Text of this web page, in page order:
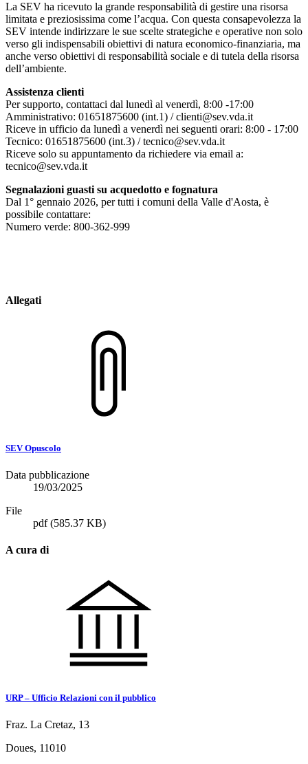
La SEV ha ricevuto la grande responsabilità di gestire una risorsa
limitata e preziosissima come l’acqua. Con questa consapevolezza la
SEV intende indirizzare le sue scelte strategiche e operative non solo
verso gli indispensabili obiettivi di natura economico-finanziaria, ma
anche verso obiettivi di responsabilità sociale e di tutela della risorsa
dell’ambiente.
Assistenza clienti
Per supporto, contattaci dal lunedì al venerdì, 8:00 -17:00
Amministrativo: 01651875600 (int.1) / clienti@sev.vda.it
Riceve in ufficio da lunedì a venerdì nei seguenti orari: 8:00 - 17:00
Tecnico: 01651875600 (int.3) / tecnico@sev.vda.it
Riceve solo su appuntamento da richiedere via email a:
tecnico@sev.vda.it
Segnalazioni guasti su acquedotto e fognatura
Dal 1° gennaio 2026, per tutti i comuni della Valle d'Aosta, è
possibile contattare:
Numero verde: 800-362-999
Allegati
SEV Opuscolo
Data pubblicazione
19/03/2025
File
pdf(585.37 KB)
A cura di
URP – Ufficio Relazioni con il pubblico
Fraz. La Cretaz, 13
Doues, 11010